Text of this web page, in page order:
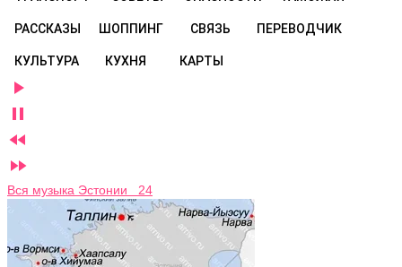
РАССКАЗЫ ШОППИНГ СВЯЗЬ ПЕРЕВОДЧИК
КУЛЬТУРА КУХНЯ КАРТЫ




Вся музыка Эстонии 24